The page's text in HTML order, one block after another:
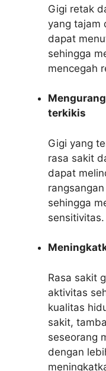
Gigi retak
yang tajam
dapat
sehingga
mencegah
terkikis
Gigi yang
rasa sakit
dapat
sehingga
sensitivitas.
Rasa sakit
aktivitas
kualitas
sakit,
seseorang
dengan